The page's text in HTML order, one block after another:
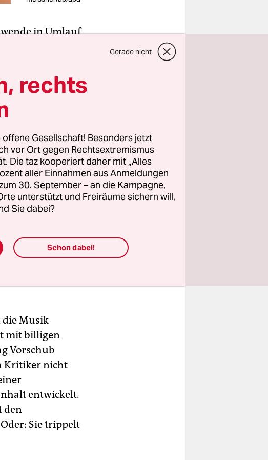
in Umlauf
– was bedeutet
weit geht das?
mit all seinen
Hinweis.
die Musik
mit billigen
Vorschub
Kritiker nicht
entwickelt.
den
Sie trippelt
Gerade nicht
rechts
Gesellschaft! Besonders jetzt
vor Ort gegen Rechtsextremismus
Die taz kooperiert daher mit „Alles
aller Einnahmen aus Anmeldungen
30. September – an die Kampagne,
unterstützt und Freiräume sichern will,
Sie dabei?
Schon dabei!